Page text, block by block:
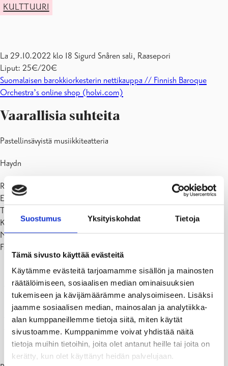
Suostumus Yksityiskohdat Tietoja
Tämä sivusto käyttää evästeitä
Käytämme evästeitä tarjoamamme sisällön ja mainosten
räätälöimiseen, sosiaalisen median ominaisuuksien
tukemiseen ja kävijämäärämme analysoimiseen. Lisäksi
jaamme sosiaalisen median, mainosalan ja analytiikka-
alan kumppaneillemme tietoja siitä, miten käytät
sivustoamme. Kumppanimme voivat yhdistää näitä
tietoja muihin tietoihin, joita olet antanut heille tai joita on
kerätty, kun olet käyttänyt heidän palvelujaan.
KULTTUURI
La 29.10.2022 klo 18 Sigurd Snåren sali, Raasepori
Liput: 25€/20€
Suomalaisen barokkiorkesterin nettikauppa // Finnish Baroque
Orchestra’s online shop (holvi.com)
Vaarallisia suhteita
Pastellinsävyistä musiikkiteatteria
Haydn
Riikka Sirén, sopraano
Essi Luttinen, mezzosopraano
Tuomas Miettola, tenori
Kristian Lindroos, baritoni
Niklas Häggblom, näyttelijä
FiBO Players:
Pauliina Fred, traverso
Rodrigo Gutiérrez, oboe
Alf Hörberg, klarinetti
Markus Kaarto, klarinetti
Jani Sunnarborg, fagotti
Thomas Quinquenel, fagotti
Tommi Hyytinen, luonnontorvi
Miska Miettunen, luonnontorvi